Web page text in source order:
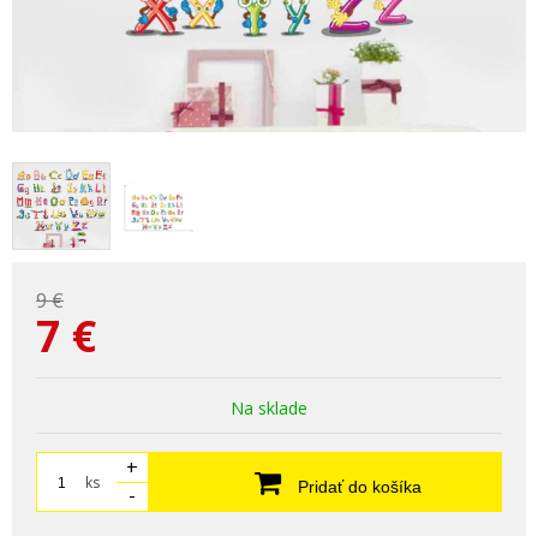
9 €
7 €
Na sklade
ks
+
-
Pridať do košíka